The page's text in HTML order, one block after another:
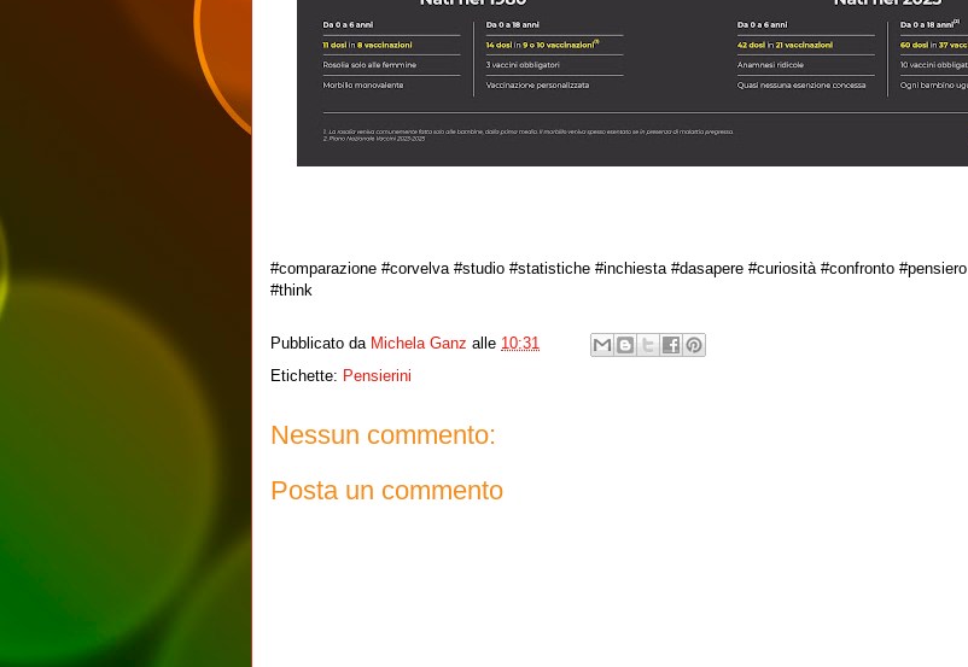
#comparazione #corvelva #studio #statistiche #inchiesta #dasapere #curiosità #confronto #pensiero
#think
Pubblicato da Michela Ganz alle 10:31
Etichette: Pensierini
Nessun commento:
Posta un commento